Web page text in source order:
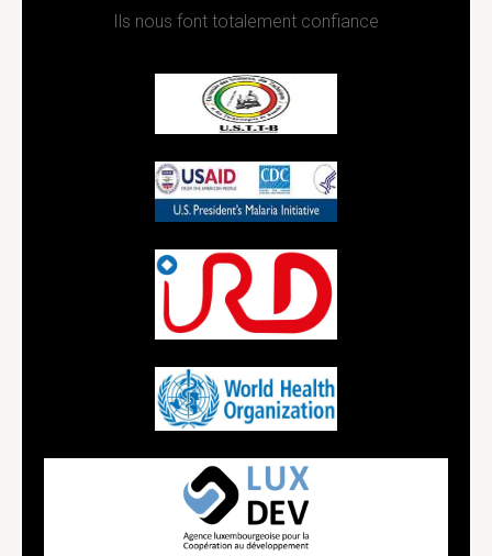
Ils nous font totalement confiance